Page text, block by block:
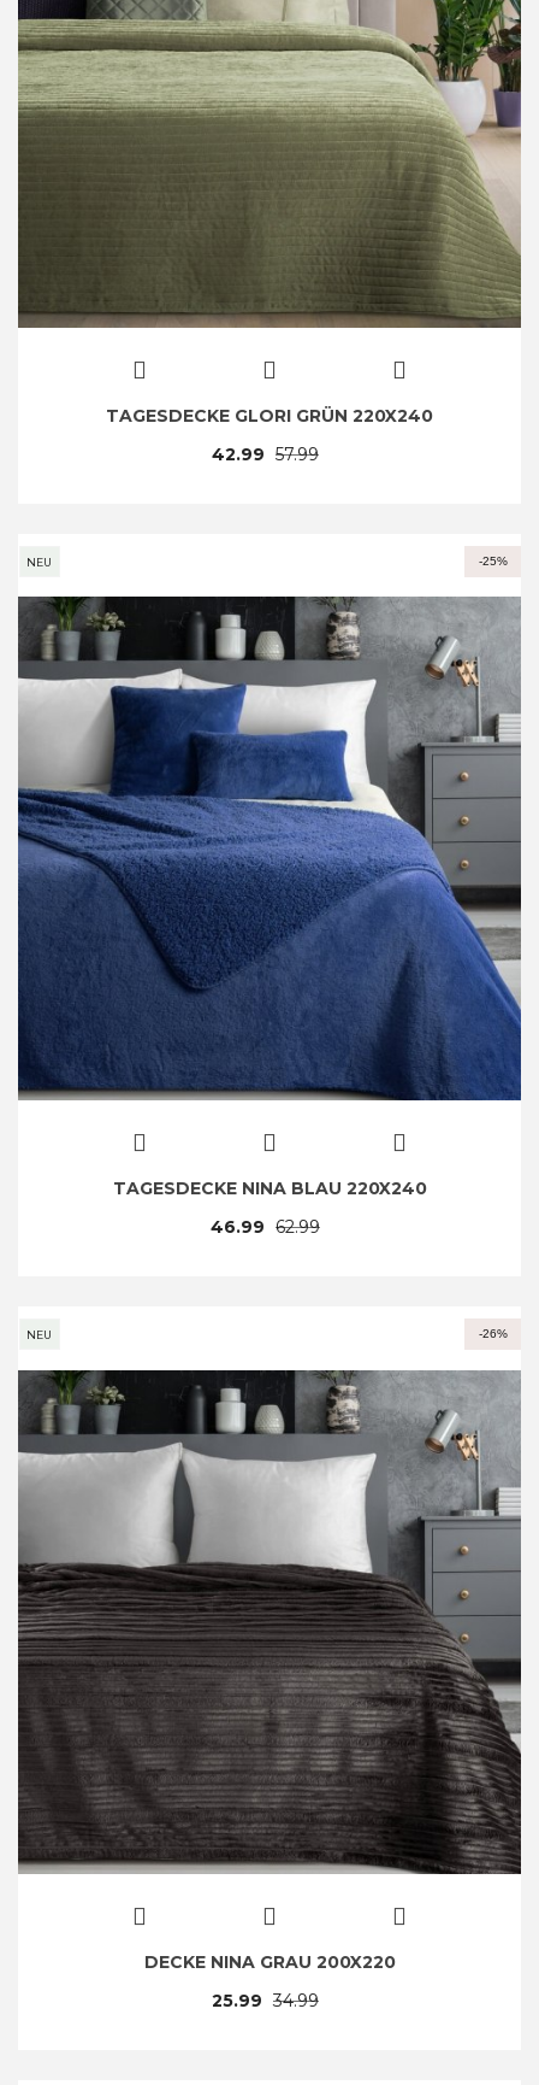
TAGESDECKE GLORI GRÜN 220X240
57.99
42.99
NEU
TAGESDECKE NINA BLAU 220X240
62.99
-25%
46.99
NEU
DECKE NINA GRAU 200X220
34.99
-26%
25.99